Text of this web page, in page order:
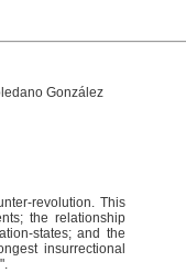
González
revolution. This
the relationship
states; and the
insurrectional